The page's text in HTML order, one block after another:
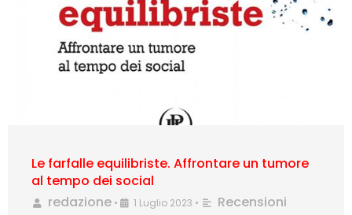
Le farfalle equilibriste. Affrontare un tumore
al tempo dei social
redazione • 1 Luglio 2023 • Recensioni